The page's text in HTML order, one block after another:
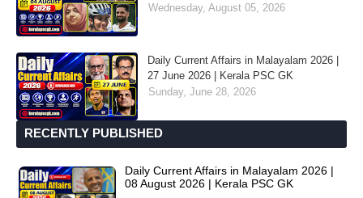
Wednesday, August 05, 2026
Daily Current Affairs in Malayalam 2026 |
27 June 2026 | Kerala PSC GK
Sunday, June 28, 2026
RECENTLY PUBLISHED
Daily Current Affairs in Malayalam 2026 |
08 August 2026 | Kerala PSC GK